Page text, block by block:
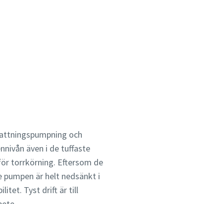
och
även i de tuffaste
torrkörning. Eftersom de
är helt nedsänkt i
Tyst drift är till